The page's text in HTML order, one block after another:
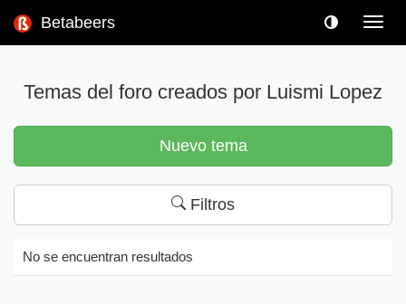
Betabeers
Temas del foro creados por Luismi Lopez
Nuevo tema
Filtros
No se encuentran resultados